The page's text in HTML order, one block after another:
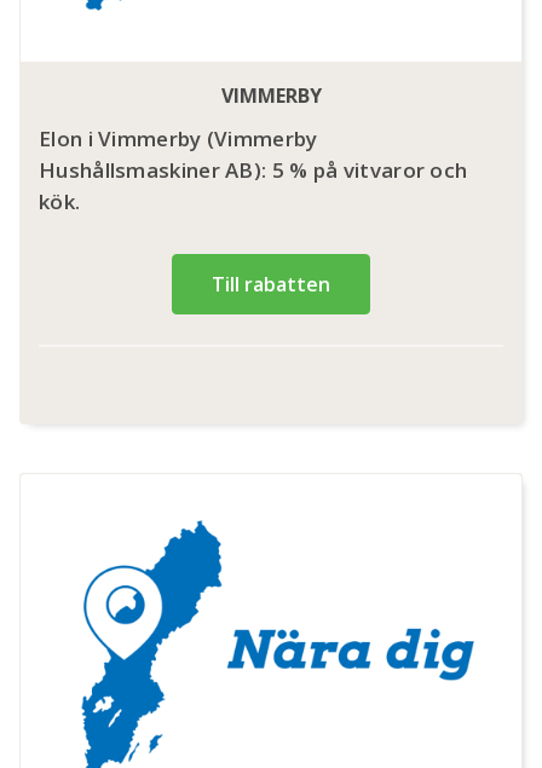
VIMMERBY
Elon i Vimmerby (Vimmerby
Hushållsmaskiner AB): 5 % på vitvaror och
kök.
Till rabatten